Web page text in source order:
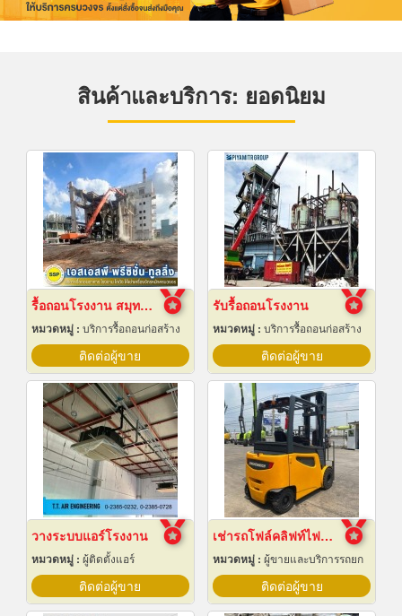
สินค้าและบริการ: ยอดนิยม
รื้อถอนโรงงาน สมุทรปราการ
หมวดหมู่ : บริการรื้อถอนก่อสร้าง
ติดต่อผู้ขาย
รับรื้อถอนโรงงาน
หมวดหมู่ : บริการรื้อถอนก่อสร้าง
ติดต่อผู้ขาย
วางระบบแอร์โรงงาน
หมวดหมู่ : ผู้ติดตั้งแอร์
ติดต่อผู้ขาย
เช่ารถโฟล์คลิฟท์ไฟฟ้า สมุทรปราการ
หมวดหมู่ : ผู้ขายและบริการรถยก
ติดต่อผู้ขาย